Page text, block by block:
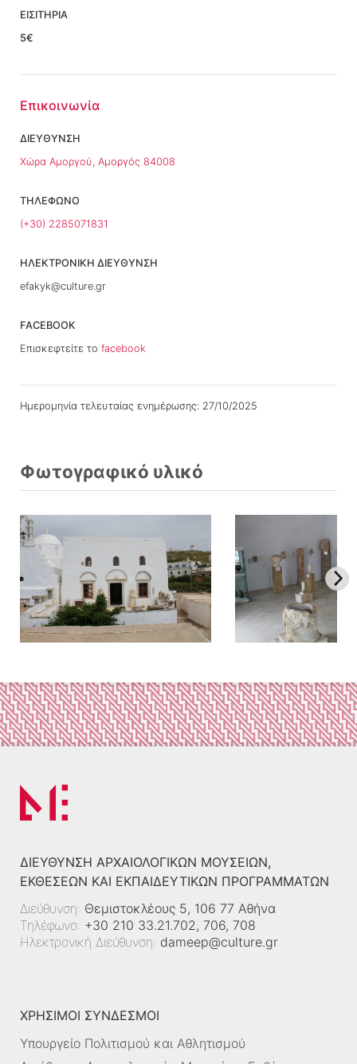
ΕΙΣΙΤΗΡΙΑ
5€
Επικοινωνία
ΔΙΕΥΘΥΝΣΗ
Χώρα Αμοργού, Αμοργός 84008
ΤΗΛΕΦΩΝΟ
(+30) 2285071831
ΗΛΕΚΤΡΟΝΙΚΗ ΔΙΕΥΘΥΝΣΗ
efakyk@culture.gr
FACEBOOK
Επισκεφτείτε το facebook
Ημερομηνία τελευταίας ενημέρωσης: 27/10/2025
Φωτογραφικό υλικό
ΔΙΕΎΘΥΝΣΗ ΑΡΧΑΙΟΛΟΓΙΚΏΝ ΜΟΥΣΕΊΩΝ,
ΕΚΘΈΣΕΩΝ ΚΑΙ ΕΚΠΑΙΔΕΥΤΙΚΏΝ ΠΡΟΓΡΑΜΜΆΤΩΝ
Διεύθυνση: Θεμιστοκλέους 5, 106 77 Αθήνα
Τηλέφωνο: +30 210 33.21.702, 706, 708
Ηλεκτρονική Διεύθυνση: dameep@culture.gr
ΧΡΗΣΙΜΟΙ ΣΥΝΔΕΣΜΟΙ
Υπουργείο Πολιτισμού και Αθλητισμού